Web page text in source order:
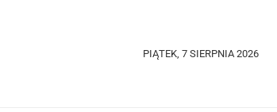
PIĄTEK, 7 SIERPNIA 2026